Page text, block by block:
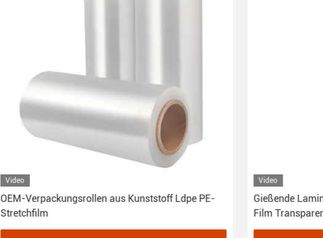
Video
OEM-Verpackungsrollen aus Kunststoff Ldpe PE-
Stretchfilm
Video
Gießende
Film